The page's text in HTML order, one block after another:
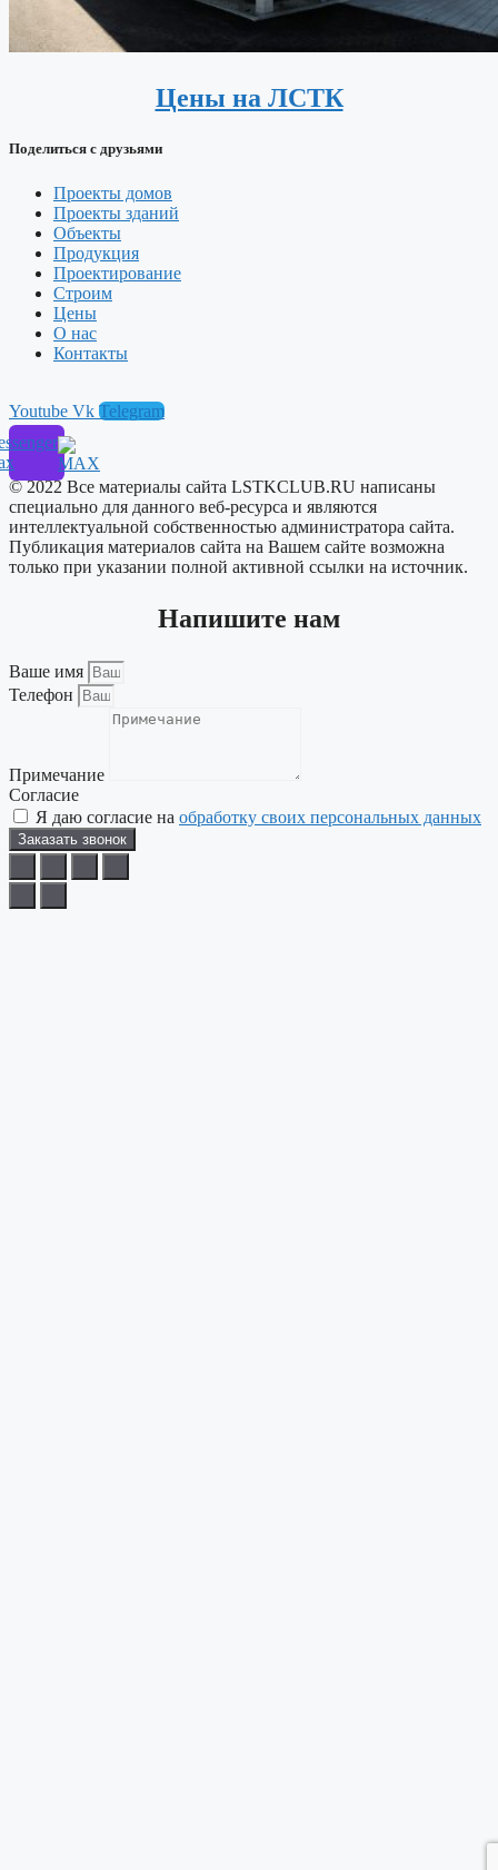
Цены на ЛСТК
Поделиться с друзьями
Проекты домов
Проекты зданий
Объекты
Продукция
Проектирование
Строим
Цены
О нас
Контакты
Youtube Vk Telegram
© 2022 Все материалы сайта LSTKCLUB.RU написаны
специально для данного веб-ресурса и являются
интеллектуальной собственностью администратора сайта.
Публикация материалов сайта на Вашем сайте возможна
только при указании полной активной ссылки на источник.
Напишите нам
Ваше имя
Телефон
Примечание
Согласие
Я даю согласие на обработку своих персональных данных
Заказать звонок